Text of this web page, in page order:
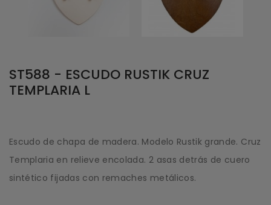
ST588 - ESCUDO RUSTIK CRUZ
TEMPLARIA L
Escudo de chapa de madera. Modelo Rustik grande. Cruz
Templaria en relieve encolada. 2 asas detrás de cuero
sintético fijadas con remaches metálicos.